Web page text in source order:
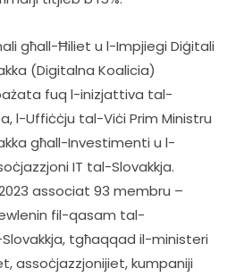
għall-Ħiliet u l-Impjiegi Diġitali
(Digitalna Koalicia)
fuq l-inizjattiva tal-
l-Uffiċċju tal-Viċi Prim Ministru
għall-Investimenti u l-
IT tal-Slovakkja.
associat 93 membru –
fil-qasam tal-
tgħaqqad il-ministeri
assoċjazzjonijiet, kumpaniji